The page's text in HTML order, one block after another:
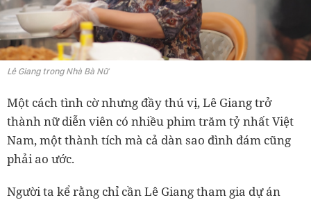
Lê Giang trong Nhà Bà Nữ
Một cách tình cờ nhưng đầy thú vị, Lê Giang trở
thành nữ diễn viên có nhiều phim trăm tỷ nhất Việt
Nam, một thành tích mà cả dàn sao đình đám cũng
phải ao ước.
Người ta kể rằng chỉ cần Lê Giang tham gia dự án